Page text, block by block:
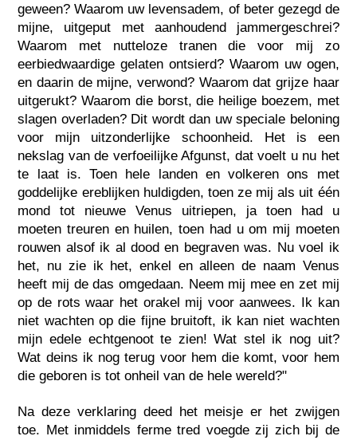
geween? Waarom uw levensadem, of beter gezegd de
mijne, uitgeput met aanhoudend jammergeschrei?
Waarom met nutteloze tranen die voor mij zo
eerbiedwaardige gelaten ontsierd? Waarom uw ogen,
en daarin de mijne, verwond? Waarom dat grijze haar
uitgerukt? Waarom die borst, die heilige boezem, met
slagen overladen? Dit wordt dan uw speciale beloning
voor mijn uitzonderlijke schoonheid. Het is een
nekslag van de verfoeilijke Afgunst, dat voelt u nu het
te laat is. Toen hele landen en volkeren ons met
goddelijke ereblijken huldigden, toen ze mij als uit één
mond tot nieuwe Venus uitriepen, ja toen had u
moeten treuren en huilen, toen had u om mij moeten
rouwen alsof ik al dood en begraven was. Nu voel ik
het, nu zie ik het, enkel en alleen de naam Venus
heeft mij de das omgedaan. Neem mij mee en zet mij
op de rots waar het orakel mij voor aanwees. Ik kan
niet wachten op die fijne bruitoft, ik kan niet wachten
mijn edele echtgenoot te zien! Wat stel ik nog uit?
Wat deins ik nog terug voor hem die komt, voor hem
die geboren is tot onheil van de hele wereld?"
Na deze verklaring deed het meisje er het zwijgen
toe. Met inmiddels ferme tred voegde zij zich bij de